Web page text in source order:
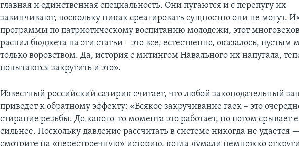
главная и единственная специальность. Они пугаются и с перепугу их
завинчивают, поскольку никак среагировать сущностно они не могут.
программы по патриотическому воспитанию молодежи, этот
распил бюджета на эти статьи – это все, естественно, оказалось, пустым
только воровством. Да, история с митингом Навального их напугала,
попытаются закрутить и это».
Известный российский сатирик считает, что любой законодательный
приведет к обратному эффекту: «Всякое закручивание гаек – это
стирание резьбы. До какого-то момента это работает, но потом срывает
сильнее. Поскольку давление рассчитать в системе никогда не удается
смотрите на «перестроечную» историю, когда думали немножко